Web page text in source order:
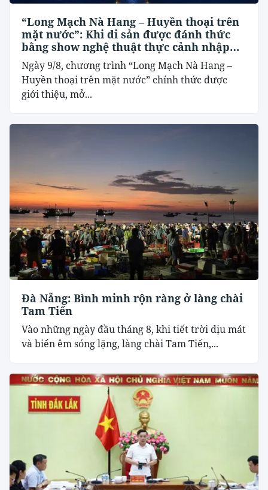
“Long Mạch Nà Hang – Huyền thoại trên
mặt nước”: Khi di sản được đánh thức
bằng show nghệ thuật thực cảnh nhập
vai
Ngày 9/8, chương trình “Long Mạch Nà Hang –
Huyền thoại trên mặt nước” chính thức được
giới thiệu, mở...
Đà Nẵng: Bình minh rộn ràng ở làng chài
Tam Tiến
Vào những ngày đầu tháng 8, khi tiết trời dịu mát
và biển êm sóng lặng, làng chài Tam Tiến,...